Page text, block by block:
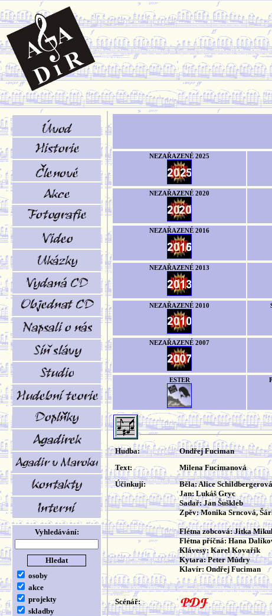
Vyhledávání:
osoby
akce
projekty
skladby
NEZAŘAZENÉ 2025
NEZAŘAZENÉ 2020
NEZAŘAZENÉ 2016
NEZAŘAZENÉ 2013
NEZAŘAZENÉ 2010
NEZAŘAZENÉ 2007
ESTER
Hudba:
Ondřej Fuciman
Text:
Milena Fucimanová
Účinkují:
Běla: Alice Schildbergerová
Jan: Lukáš Gryc
Sadař: Jan Šuškleb
Zpěv: Monika Srncová,
Flétna zobcová: Jitka
Flétna příčná: Hana
Klávesy: Karel Kovařík
Kytara: Peter Múdry
Klavír: Ondřej Fuciman
Scénář: